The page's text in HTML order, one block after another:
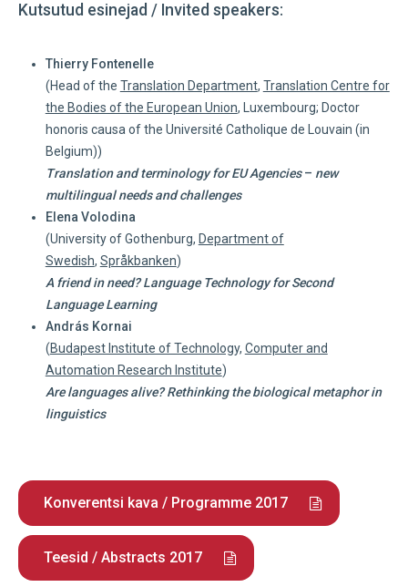
Kutsutud esinejad / Invited speakers:
Thierry Fontenelle
(Head of the Translation Department, Translation Centre for
the Bodies of the European Union, Luxembourg; Doctor
honoris causa ofthe Université Catholique de Louvain (in
Belgium))
Translation and terminology for EU Agencies– new
multilingual needs and challenges
Elena Volodina
(University of Gothenburg, Department of
Swedish, Språkbanken)
A friend in need? Language Technology for Second
Language Learning
András Kornai
(Budapest Institute of Technology, Computer and
Automation Research Institute)
Are languages alive? Rethinking the biological metaphor in
linguistics
Konverentsi kava / Programme 2017
Teesid / Abstracts 2017